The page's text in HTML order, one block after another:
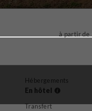
à partir de
Hébergements
En hôtel
Transfert